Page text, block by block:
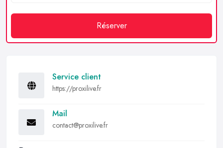
Réserver
Service client
https://proxilive.fr
Mail
contact@proxilive.fr